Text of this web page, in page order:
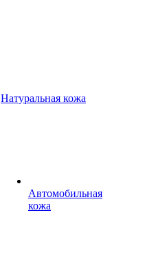
Натуральная кожа
Автомобильная
кожа